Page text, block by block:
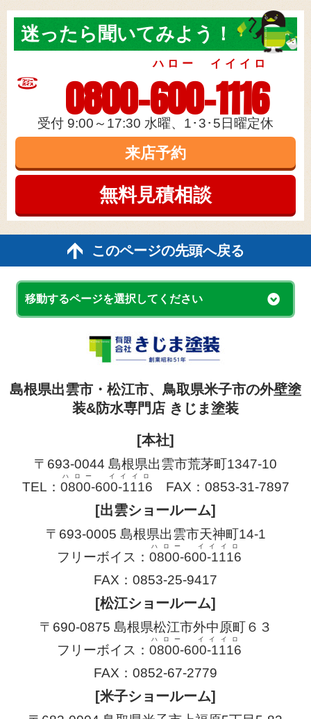
迷ったら 聞いてみよう！
0800-600-1116
ハロー イイイロ
受付 9:00～17:30 水曜、1･3･5日曜定休
来店予約
無料見積相談
このページの先頭へ戻る
移動するページを選択してください
島根県出雲市・松江市、鳥取県米子市の外壁塗
装&防水専門店 きじま塗装
[本社]
〒693-0044 島根県出雲市荒茅町1347-10
TEL： 0800-600-1116
ハロー イイイロ
FAX：0853-31-7897
[出雲ショールーム]
〒693-0005 島根県出雲市天神町14-1
フリーボイス： 0800-600-1116
ハロー イイイロ
FAX：0853-25-9417
[松江ショールーム]
〒690-0875 島根県松江市外中原町６３
フリーボイス： 0800-600-1116
ハロー イイイロ
FAX：0852-67-2779
[米子ショールーム]